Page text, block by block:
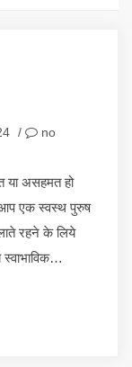
/
no
असहमत हो
आप एक स्वस्थ पुरुष
रहने के लिये